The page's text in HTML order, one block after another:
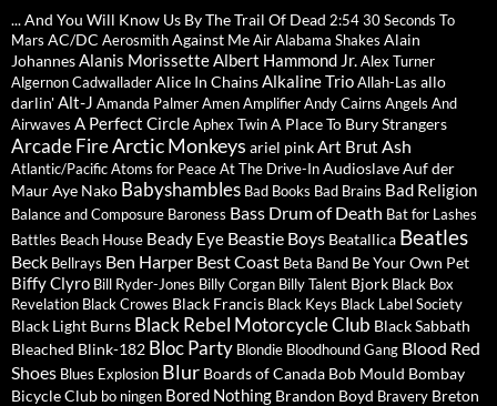
... And You Will Know Us By The Trail Of Dead 2:5430 Seconds To
Mars AC/DC AerosmithAgainst MeAirAlabama Shakes Alain
JohannesAlanis MorissetteAlbert Hammond Jr.Alex Turner
Algernon CadwalladerAlice In ChainsAlkaline TrioAllah-Las allo
darlin'Alt-J Amanda PalmerAmenAmplifierAndy Cairns Angels And
Airwaves A Perfect CircleAphex TwinA Place To Bury Strangers
Arcade FireArctic Monkeys ariel pinkArt Brut Ash
Atlantic/PacificAtoms for PeaceAt The Drive-InAudioslaveAuf der
MaurAye Nako Babyshambles Bad Books Bad Brains Bad Religion
Balance and Composure Baroness Bass Drum of Death Bat for Lashes
Battles Beach House Beady Eye Beastie Boys Beatallica Beatles
Beck Bellrays Ben Harper Best Coast Beta Band Be Your Own Pet
Biffy Clyro Bill Ryder-Jones Billy Corgan Billy Talent Bjork Black Box
Revelation Black Crowes Black Francis Black Keys Black Label Society
Black Light Burns Black Rebel Motorcycle Club Black Sabbath
Bleached Blink-182 Bloc Party Blondie Bloodhound Gang Blood Red
Shoes Blues Explosion Blur Boards of Canada Bob Mould Bombay
Bicycle Club bo ningen Bored Nothing Brandon Boyd Bravery Breton